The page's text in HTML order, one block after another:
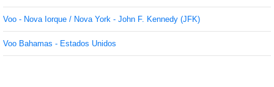
Voo - Nova Iorque / Nova York - John F. Kennedy (JFK)
Voo Bahamas - Estados Unidos